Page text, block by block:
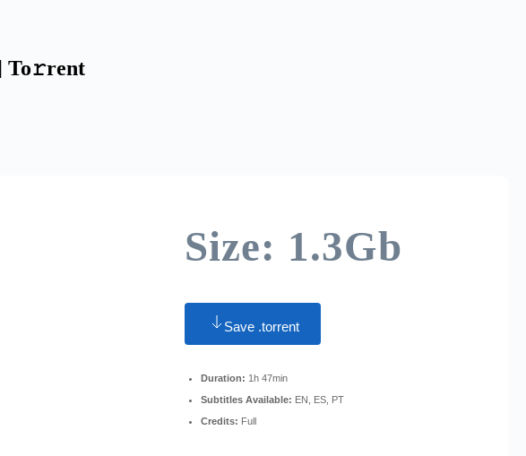
To𝚛rent
Size: 1.3Gb
Save .torrent
Duration: 1h 47min
Subtitles Available: EN, ES, PT
Credits: Full